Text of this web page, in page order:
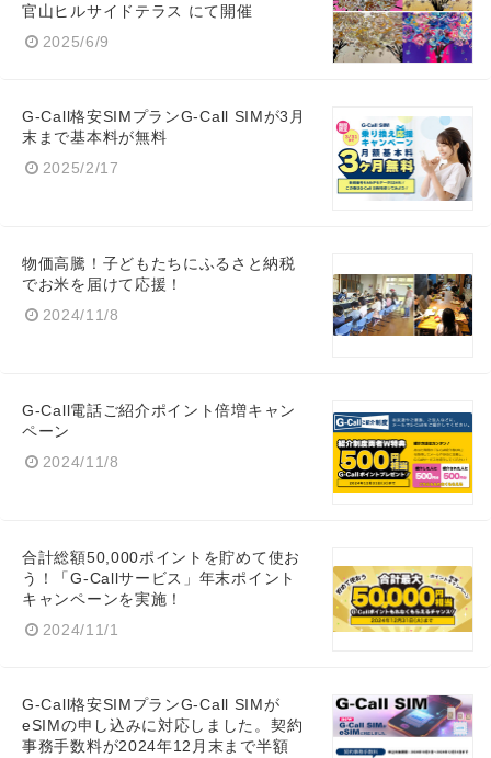
官山ヒルサイドテラス にて開催
2025/6/9
G-Call格安SIMプランG-Call SIMが3月
末まで基本料が無料
2025/2/17
物価高騰！子どもたちにふるさと納税
でお米を届けて応援！
2024/11/8
G-Call電話ご紹介ポイント倍増キャン
ペーン
2024/11/8
合計総額50,000ポイントを貯めて使お
う！「G-Callサービス」年末ポイント
キャンペーンを実施！
2024/11/1
G-Call格安SIMプランG-Call SIMが
eSIMの申し込みに対応しました。契約
事務手数料が2024年12月末まで半額